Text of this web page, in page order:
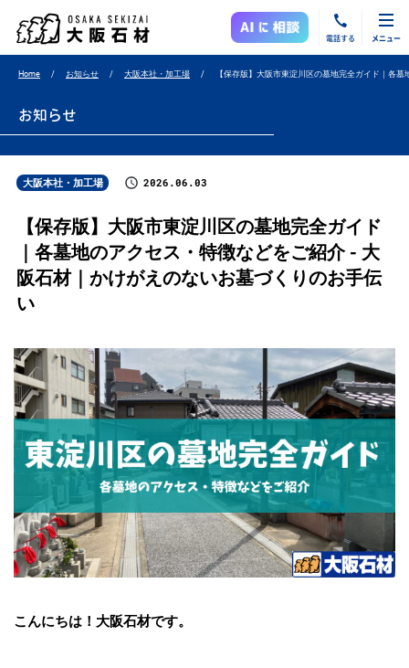
電話する メニュー
Home お知らせ 大阪本社・加工場 【保存版】大阪市東淀川区の墓地完全ガイド｜各
お知らせ
大阪本社・加工場 2026.06.03
【保存版】大阪市東淀川区の墓地完全ガイド
｜各墓地のアクセス・特徴などをご紹介 - 大
阪石材｜かけがえのないお墓づくりのお手伝
い
こんにちは！大阪石材です。